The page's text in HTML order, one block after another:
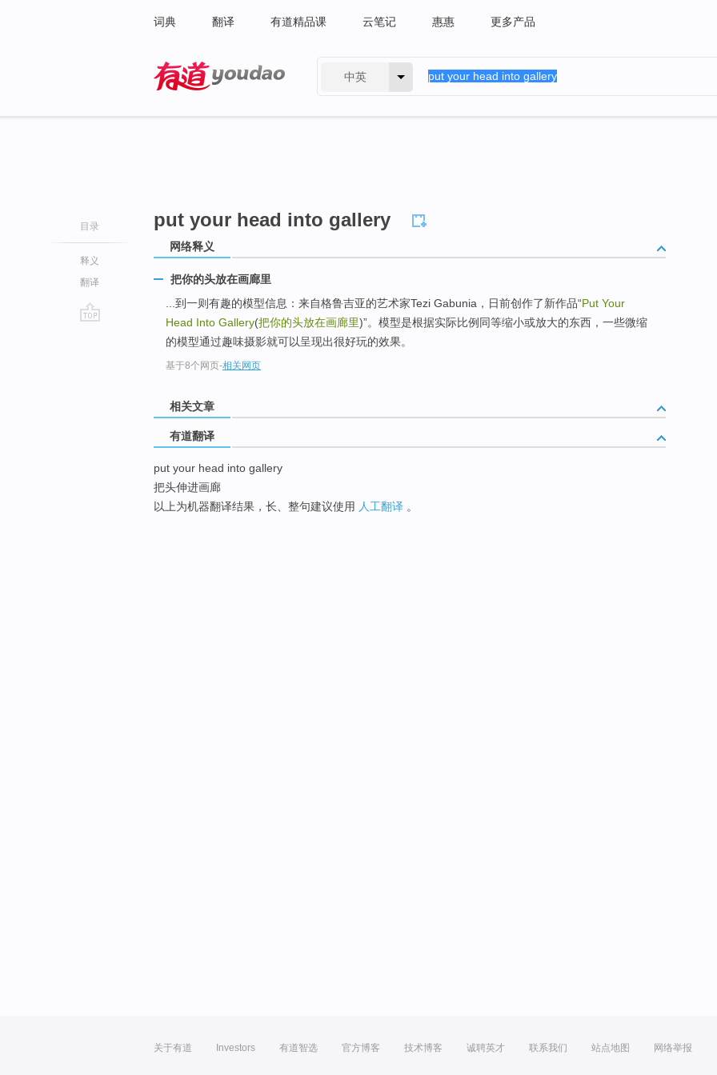
词典 翻译 有道精品课 云笔记 惠惠 更多产品
中英
目录
释义
翻译
put your head into gallery
网络释义
把你的头放在画廊里
...到一则有趣的模型信息：来自格鲁吉亚的艺术家Tezi Gabunia，日前创作了新作品“Put Your
Head Into Gallery(把你的头放在画廊里)”。模型是根据实际比例同等缩小或放大的东西，一些微缩
的模型通过趣味摄影就可以呈现出很好玩的效果。
基于8个网页-相关网页
相关文章
有道翻译
put your head into gallery
把头伸进画廊
以上为机器翻译结果，长、整句建议使用 人工翻译 。
关于有道 Investors 有道智选 官方博客 技术博客 诚聘英才 联系我们 站点地图 网络举报